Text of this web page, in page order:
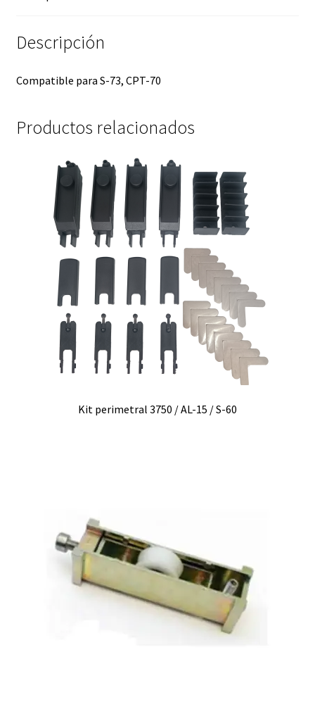
Descripción
Compatible para S-73, CPT-70
Productos relacionados
Kit perimetral 3750 / AL-15 / S-60